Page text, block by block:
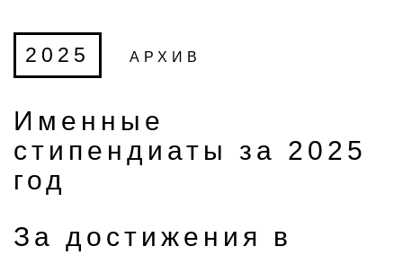
2025 АРХИВ
Именные
стипендиаты за 2025
год
За достижения в